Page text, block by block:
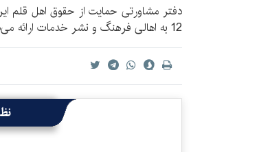
12 به اهالی فرهنگ و نشر خدمات ارائه می‌دهد.